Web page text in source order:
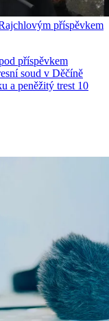
příspěvkem
příspěvkem
soud v Děčíně
a peněžitý trest 10